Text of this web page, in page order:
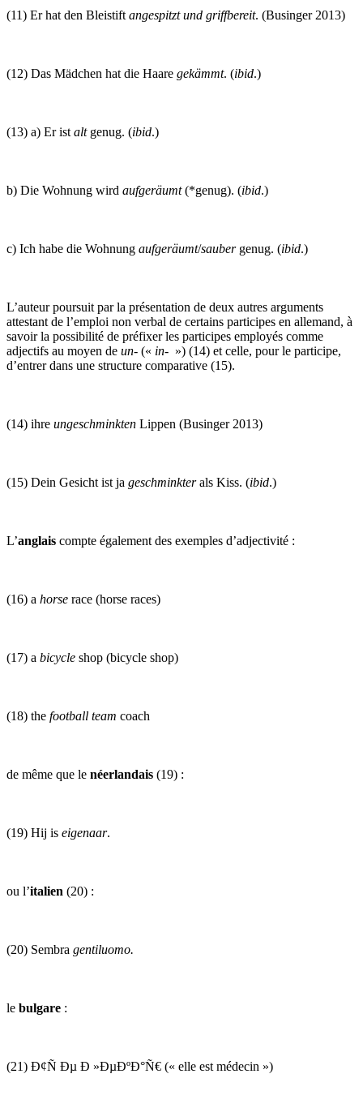
(11) Er hat den Bleistift angespitzt und griffbereit. (Businger 2013)
(12) Das Mädchen hat die Haare gekämmt. (ibid.)
(13) a) Er ist altgenug. (ibid.)
b) Die Wohnung wird aufgeräumt(*genug). (ibid.)
c) Ich habe die Wohnung aufgeräumt/saubergenug. (ibid.)
L’auteur poursuit par la présentation de deux autres arguments
attestant de l’emploi non verbal de certains participes en allemand, à
savoir la possibilité de préfixer les participes employés comme
adjectifs au moyen de un- (« in- ») (14) et celle, pour le participe,
d’entrer dans une structure comparative (15).
(14) ihre ungeschminkten Lippen (Businger 2013)
(15) Dein Gesicht ist ja geschminkterals Kiss. (ibid.)
L’anglais compte également des exemples d’adjectivité :
(16) a horse race (horse races)
(17) a bicycle shop (bicycle shop)
(18) the football team coach
de même que le néerlandais (19) :
(19) Hij is eigenaar.
ou l’italien (20) :
(20) Sembra gentiluomo.
le bulgare :
(21) Ð¢Ñ Ðµ Ð »ÐµÐºÐ°Ñ€ (« elle est médecin »)